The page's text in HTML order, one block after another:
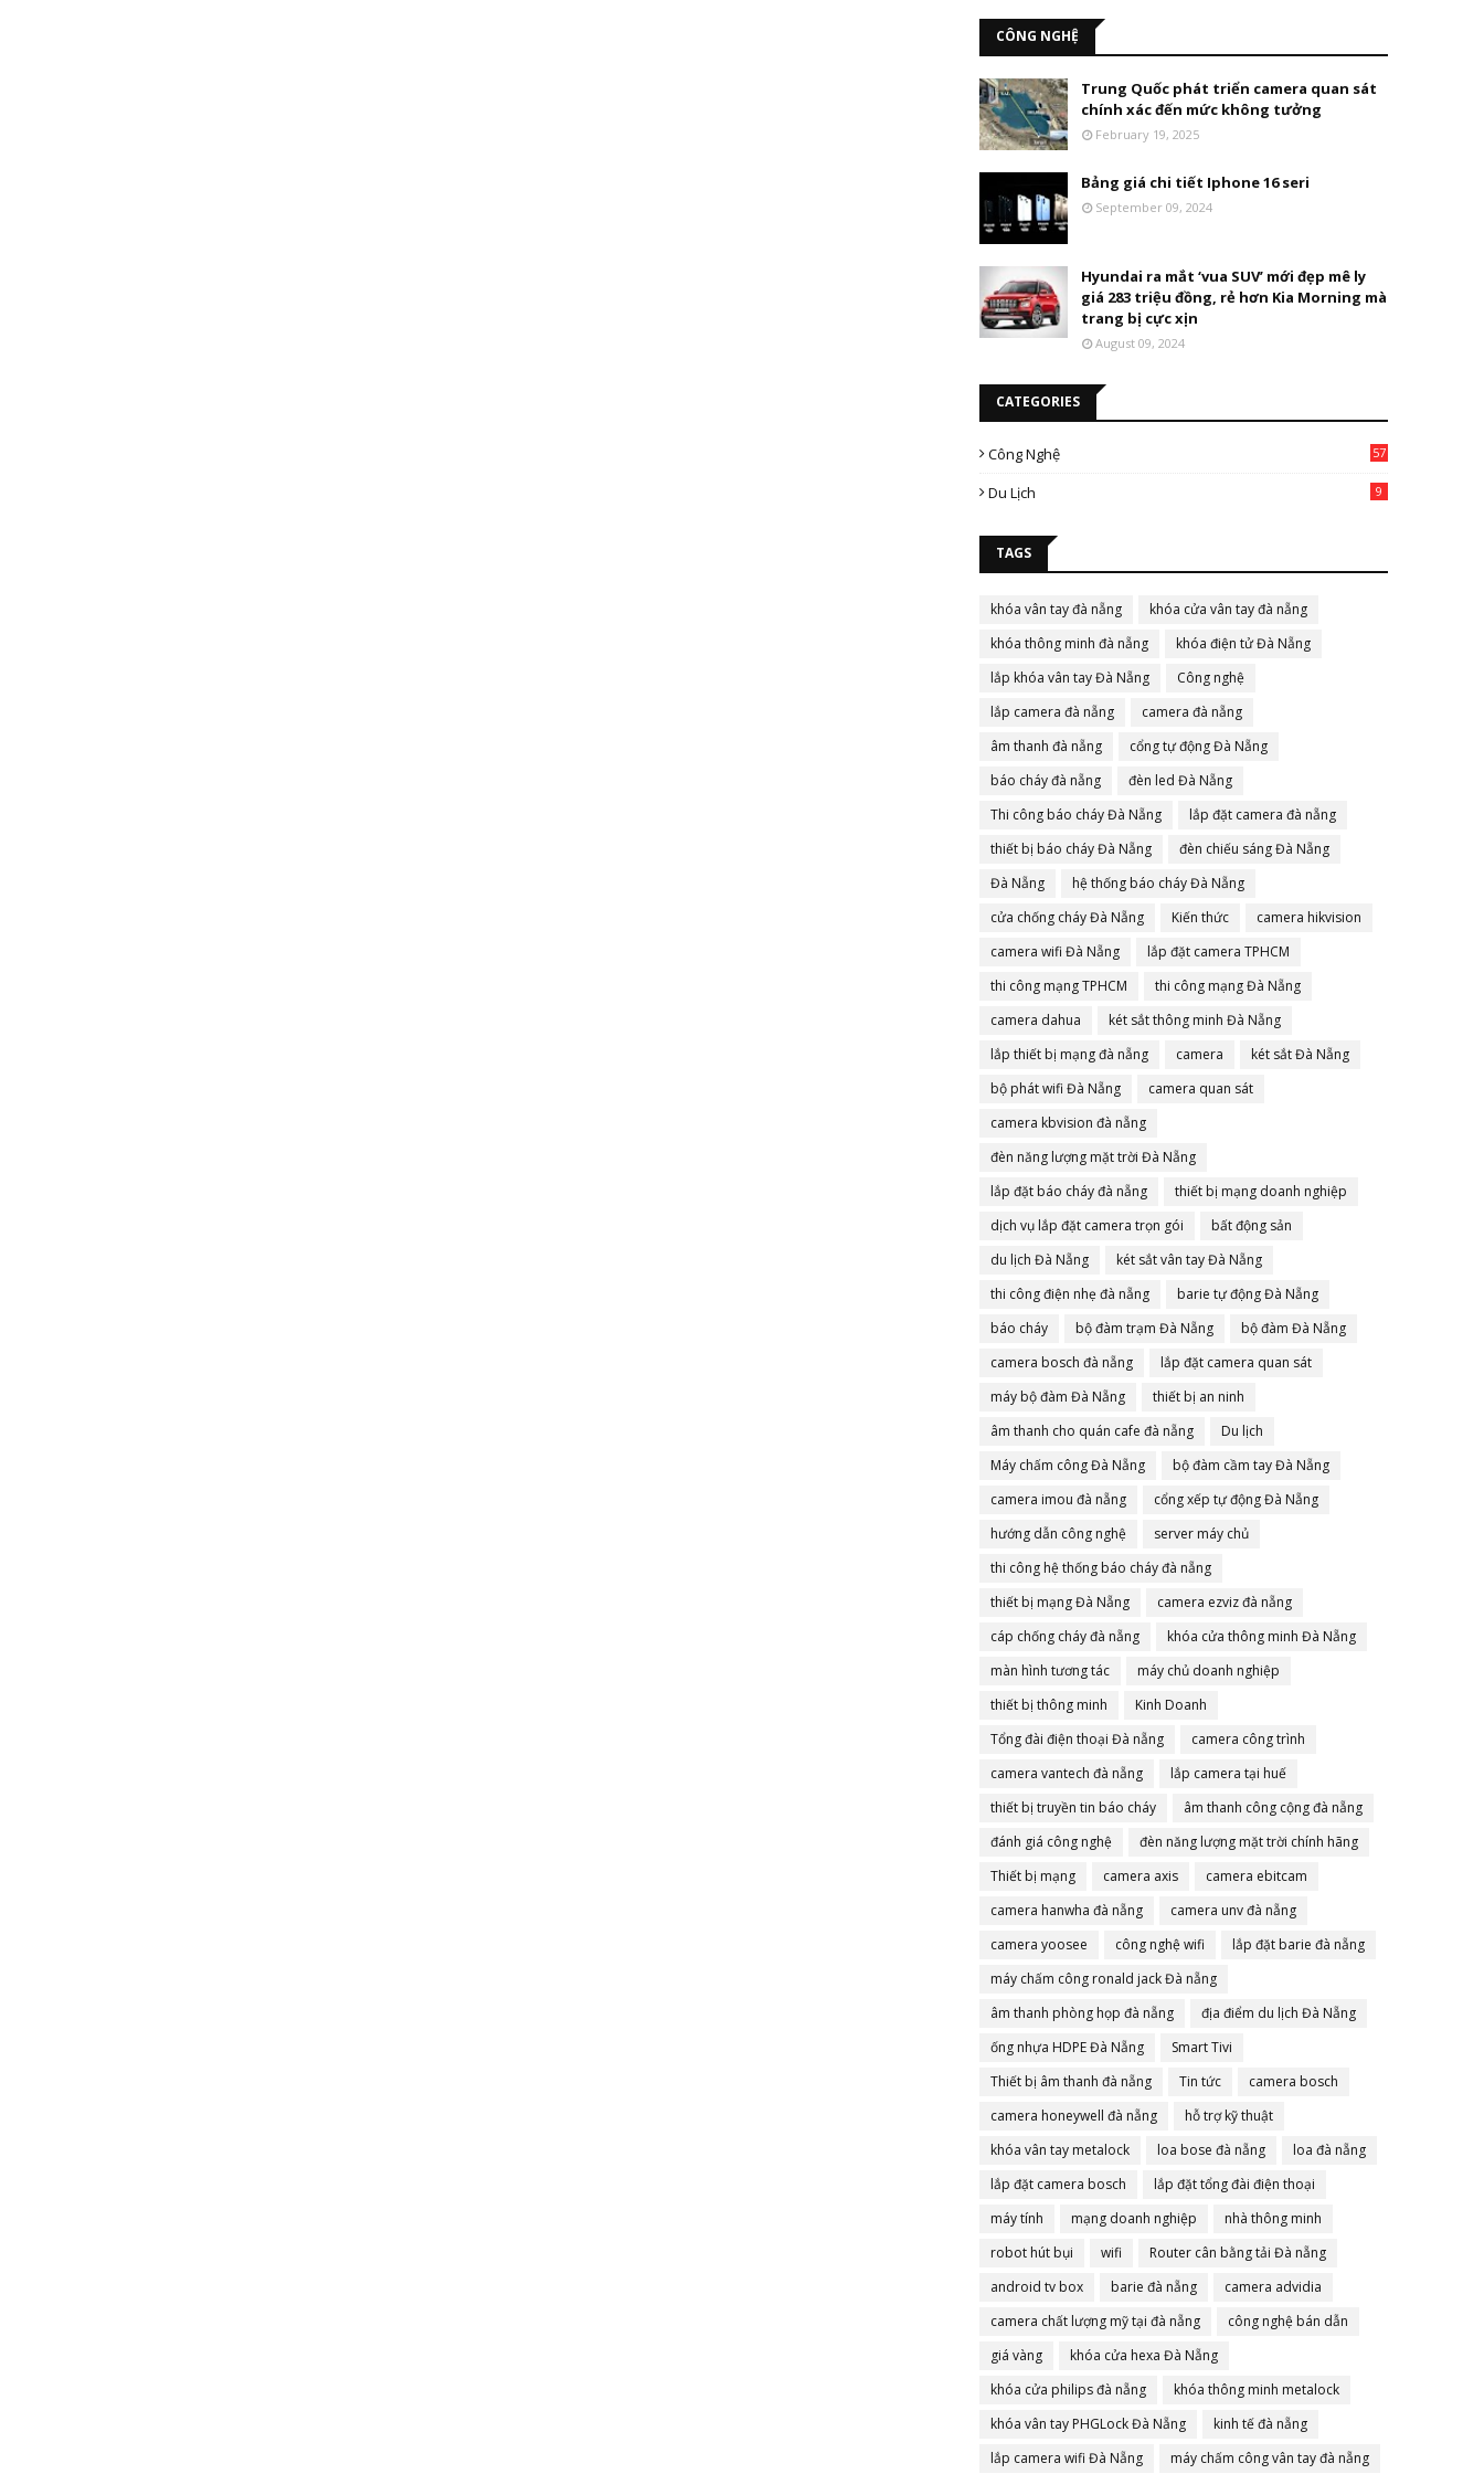
CÔNG NGHỆ
Trung Quốc phát triển camera quan sát
chính xác đến mức không tưởng
February 19, 2025
Bảng giá chi tiết Iphone 16 seri
September 09, 2024
Hyundai ra mắt ‘vua SUV’ mới đẹp mê ly
giá 283 triệu đồng, rẻ hơn Kia Morning mà
trang bị cực xịn
August 09, 2024
CATEGORIES
Công Nghệ 57
Du Lịch 9
TAGS
khóa vân tay đà nẵng
khóa cửa vân tay đà nẵng
khóa thông minh đà nẵng
khóa điện tử Đà Nẵng
lắp khóa vân tay Đà Nẵng
Công nghệ
lắp camera đà nẵng
camera đà nẵng
âm thanh đà nẵng
cổng tự động Đà Nẵng
báo cháy đà nẵng
đèn led Đà Nẵng
Thi công báo cháy Đà Nẵng
lắp đặt camera đà nẵng
thiết bị báo cháy Đà Nẵng
đèn chiếu sáng Đà Nẵng
Đà Nẵng
hệ thống báo cháy Đà Nẵng
cửa chống cháy Đà Nẵng
Kiến thức
camera hikvision
camera wifi Đà Nẵng
lắp đặt camera TPHCM
thi công mạng TPHCM
thi công mạng Đà Nẵng
camera dahua
két sắt thông minh Đà Nẵng
lắp thiết bị mạng đà nẵng
camera
két sắt Đà Nẵng
bộ phát wifi Đà Nẵng
camera quan sát
camera kbvision đà nẵng
đèn năng lượng mặt trời Đà Nẵng
lắp đặt báo cháy đà nẵng
thiết bị mạng doanh nghiệp
dịch vụ lắp đặt camera trọn gói
bất động sản
du lịch Đà Nẵng
két sắt vân tay Đà Nẵng
thi công điện nhẹ đà nẵng
barie tự động Đà Nẵng
báo cháy
bộ đàm trạm Đà Nẵng
bộ đàm Đà Nẵng
camera bosch đà nẵng
lắp đặt camera quan sát
máy bộ đàm Đà Nẵng
thiết bị an ninh
âm thanh cho quán cafe đà nẵng
Du lịch
Máy chấm công Đà Nẵng
bộ đàm cầm tay Đà Nẵng
camera imou đà nẵng
cổng xếp tự động Đà Nẵng
hướng dẫn công nghệ
server máy chủ
thi công hệ thống báo cháy đà nẵng
thiết bị mạng Đà Nẵng
camera ezviz đà nẵng
cáp chống cháy đà nẵng
khóa cửa thông minh Đà Nẵng
màn hình tương tác
máy chủ doanh nghiệp
thiết bị thông minh
Kinh Doanh
Tổng đài điện thoại Đà nẵng
camera công trình
camera vantech đà nẵng
lắp camera tại huế
thiết bị truyền tin báo cháy
âm thanh công cộng đà nẵng
đánh giá công nghệ
đèn năng lượng mặt trời chính hãng
Thiết bị mạng
camera axis
camera ebitcam
camera hanwha đà nẵng
camera unv đà nẵng
camera yoosee
công nghệ wifi
lắp đặt barie đà nẵng
máy chấm công ronald jack Đà nẵng
âm thanh phòng họp đà nẵng
địa điểm du lịch Đà Nẵng
ống nhựa HDPE Đà Nẵng
Smart Tivi
Thiết bị âm thanh đà nẵng
Tin tức
camera bosch
camera honeywell đà nẵng
hỗ trợ kỹ thuật
khóa vân tay metalock
loa bose đà nẵng
loa đà nẵng
lắp đặt camera bosch
lắp đặt tổng đài điện thoại
máy tính
mạng doanh nghiệp
nhà thông minh
robot hút bụi
wifi
Router cân bằng tải Đà nẵng
android tv box
barie đà nẵng
camera advidia
camera chất lượng mỹ tại đà nẵng
công nghệ bán dẫn
giá vàng
khóa cửa hexa Đà Nẵng
khóa cửa philips đà nẵng
khóa thông minh metalock
khóa vân tay PHGLock Đà Nẵng
kinh tế đà nẵng
lắp camera wifi Đà Nẵng
máy chấm công vân tay đà nẵng